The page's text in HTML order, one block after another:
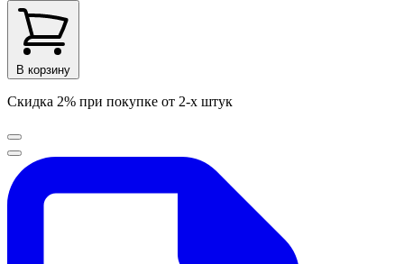
В корзину
Скидка 2% при покупке от 2-х штук